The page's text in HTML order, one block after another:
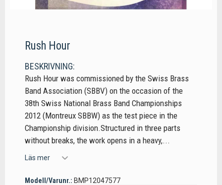
Rush Hour
BESKRIVNING:
Rush Hour was commissioned by the Swiss Brass
Band Association (SBBV) on the occasion of the
38th Swiss National Brass Band Championships
2012 (Montreux SBBW) as the test piece in the
Championship division.Structured in three parts
without breaks, the work opens in a heavy,...
Läs mer
Modell/Varunr.: BMP12047577